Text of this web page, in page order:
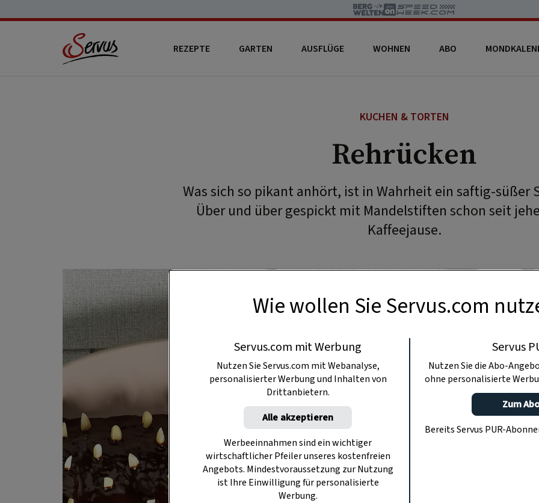
REZEPTE GARTEN AUSFLÜGE WOHNEN ABO
KUCHEN & TORTEN
Rehrücken
Was sich so pikant anhört, ist in Wahrheit ein saftig-süßer
Über und über gespickt mit Mandelstiften schon seit
Kaffeejause.
Wie wollen Sie Servus.com
Servus.com mit Werbung
Nutzen Sie Servus.com mit Webanalyse,
personalisierter Werbung und Inhalten von
Drittanbietern.
Alle akzeptieren
Werbeeinnahmen sind ein wichtiger
wirtschaftlicher Pfeiler unseres kostenfreien
Angebots. Mindestvoraussetzung zur Nutzung
ist Ihre Einwilligung für personalisierte
Werbung.
Servus
Nutzen Sie die Abo-
ohne personalisierte
Zum
Bereits Servus PUR-